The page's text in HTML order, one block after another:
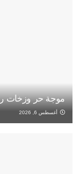
موجة حر وزخات
أغسطس 6, 2026